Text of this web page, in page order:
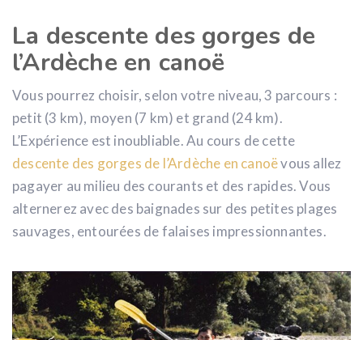
La descente des gorges de
l’Ardèche en canoë
Vous pourrez choisir, selon votre niveau, 3 parcours :
petit (3 km), moyen (7 km) et grand (24 km).
L’Expérience est inoubliable. Au cours de cette
descente des gorges de l’Ardèche en canoëvous allez
pagayer au milieu des courants et des rapides. Vous
alternerez avec des baignades sur des petites plages
sauvages, entourées de falaises impressionnantes.